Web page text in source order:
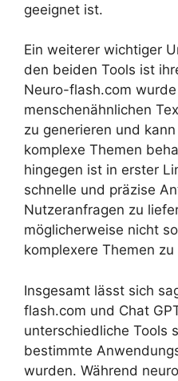
geeignet ist.
Ein weiterer wichtiger
den beiden Tools ist
Neuro-flash.com
menschenähnlichen
zu generieren und
komplexe Themen
hingegen ist in erster
schnelle und präzise
Nutzeranfragen zu
möglicherweise nicht
komplexere Themen
Insgesamt lässt sich
flash.com und Chat
unterschiedliche Tools
bestimmte
wurden. Während